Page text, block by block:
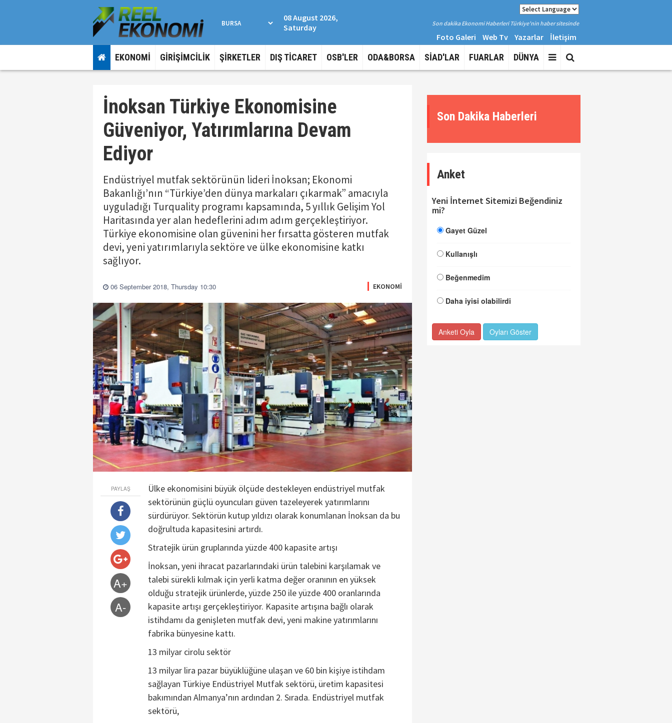
08 August 2026,
Saturday
Son dakika Ekonomi Haberleri Türkiye'nin haber sitesinde
Foto Galeri Web Tv Yazarlar İletişim
EKONOMİ GİRİŞİMCİLİK ŞİRKETLER DIŞ TİCARET OSB'LER ODA&BORSA SİAD'LAR FUARLAR DÜNYA
İnoksan Türkiye Ekonomisine
Güveniyor, Yatırımlarına Devam
Ediyor
Endüstriyel mutfak sektörünün lideri İnoksan; Ekonomi
Bakanlığı’nın “Türkiye’den dünya markaları çıkarmak” amacıyla
uyguladığı Turquality programı kapsamında, 5 yıllık Gelişim Yol
Haritasında yer alan hedeflerini adım adım gerçekleştiriyor.
Türkiye ekonomisine olan güvenini her fırsatta gösteren mutfak
devi, yeni yatırımlarıyla sektöre ve ülke ekonomisine katkı
sağlıyor.
06 September 2018, Thursday 10:30 EKONOMİ
PAYLAŞ
A+
A-
Ülke ekonomisini büyük ölçüde destekleyen endüstriyel mutfak
sektörünün güçlü oyuncuları güven tazeleyerek yatırımlarını
sürdürüyor. Sektörün kutup yıldızı olarak konumlanan İnoksan da bu
doğrultuda kapasitesini artırdı.
Stratejik ürün gruplarında yüzde 400 kapasite artışı
İnoksan, yeni ihracat pazarlarındaki ürün talebini karşılamak ve
talebi sürekli kılmak için yerli katma değer oranının en yüksek
olduğu stratejik ürünlerde, yüzde 250 ile yüzde 400 oranlarında
kapasite artışı gerçekleştiriyor. Kapasite artışına bağlı olarak
istihdamı da genişleten mutfak devi, yeni makine yatırımlarını
fabrika bünyesine kattı.
13 milyar cirolu sektör
13 milyar lira pazar büyüklüğüne ulaşan ve 60 bin kişiye istihdam
sağlayan Türkiye Endüstriyel Mutfak sektörü, üretim kapasitesi
bakımından Almanya’nın ardından 2. Sırada. Endüstriyel mutfak
sektörü,
Son Dakika Haberleri
Anket
Yeni İnternet Sitemizi Beğendiniz
mi?
Gayet Güzel
Kullanışlı
Beğenmedim
Daha iyisi olabilirdi
Anketi Oyla Oyları Göster